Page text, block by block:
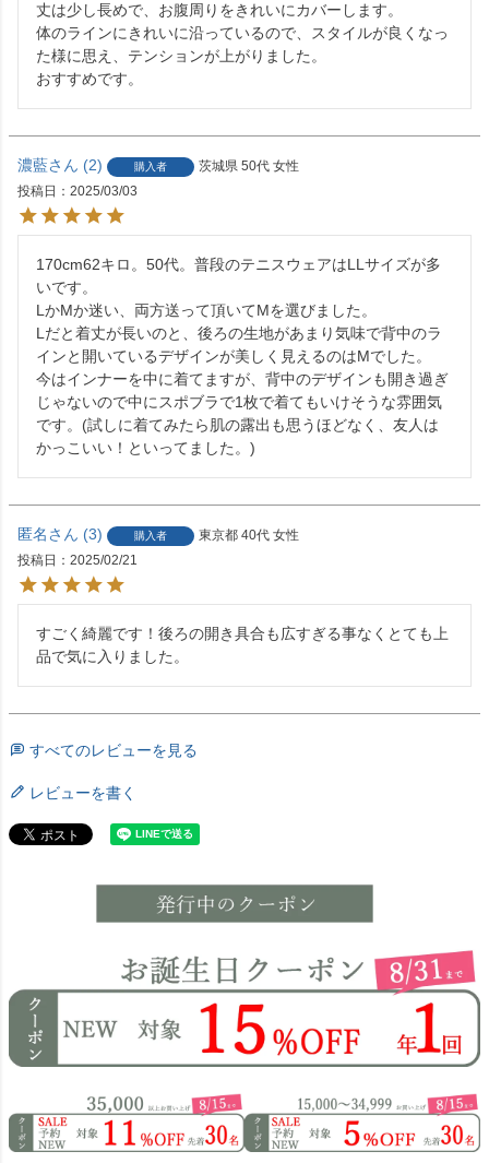
丈は少し長めで、お腹周りをきれいにカバーします。
体のラインにきれいに沿っているので、スタイルが良くなっ
た様に思え、テンションが上がりました。
おすすめです。
濃藍 2 購入者 茨城県 50代 女性
投稿日
2025/03/03
170cm62キロ。50代。普段のテニスウェアはLLサイズが多
いです。
LかМか迷い、両方送って頂いてМを選びました。
Lだと着丈が長いのと、後ろの生地があまり気味で背中のラ
インと開いているデザインが美しく見えるのはМでした。
今はインナーを中に着てますが、背中のデザインも開き過ぎ
じゃないので中にスポブラで1枚で着てもいけそうな雰囲気
です。(試しに着てみたら肌の露出も思うほどなく、友人は
かっこいい！といってました。)
匿名 3 購入者 東京都 40代 女性
投稿日
2025/02/21
すごく綺麗です！後ろの開き具合も広すぎる事なくとても上
品で気に入りました。
すべてのレビューを見る
レビューを書く